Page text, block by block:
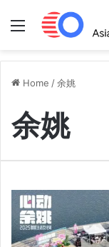
Menu
Home /余姚
余姚